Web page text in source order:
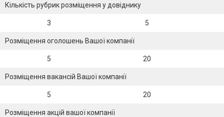
Кількість рубрик розміщення у довіднику
3 5
Розміщення оголошень Вашої компанії
5 20
Розміщення вакансій Вашої компанії
5 20
Розміщення акцій вашої компанії